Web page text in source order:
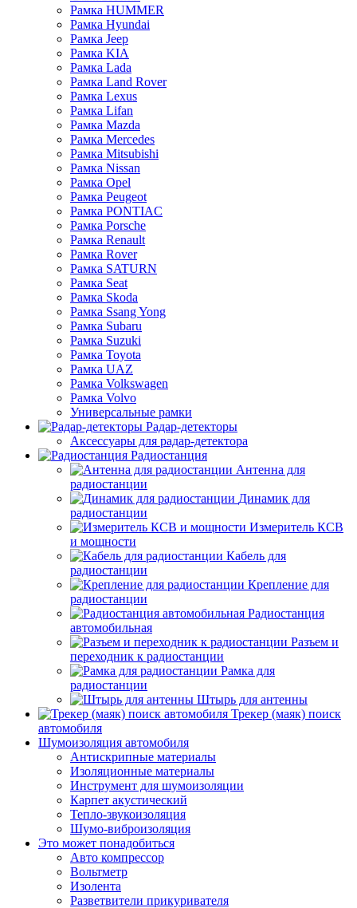
Рамка HUMMER
Рамка Hyundai
Рамка Jeep
Рамка KIA
Рамка Lada
Рамка Land Rover
Рамка Lexus
Рамка Lifan
Рамка Mazda
Рамка Mercedes
Рамка Mitsubishi
Рамка Nissan
Рамка Opel
Рамка Peugeot
Рамка PONTIAC
Рамка Porsche
Рамка Renault
Рамка Rover
Рамка SATURN
Рамка Seat
Рамка Skoda
Рамка Ssang Yong
Рамка Subaru
Рамка Suzuki
Рамка Toyota
Рамка UAZ
Рамка Volkswagen
Рамка Volvo
Универсальные рамки
Радар-детекторы
Аксессуары для радар-детектора
Радиостанция
Антенна для
радиостанции
Динамик для
радиостанции
Измеритель КСВ
и мощности
Кабель для
радиостанции
Крепление для
радиостанции
Радиостанция
автомобильная
Разъем и
переходник к радиостанции
Рамка для
радиостанции
Штырь для антенны
Трекер (маяк) поиск
автомобиля
Шумоизоляция автомобиля
Антискрипные материалы
Изоляционные материалы
Инструмент для шумоизоляции
Карпет акустический
Тепло-звукоизоляция
Шумо-виброизоляция
Это может понадобиться
Авто компрессор
Вольтметр
Изолента
Разветвители прикуривателя